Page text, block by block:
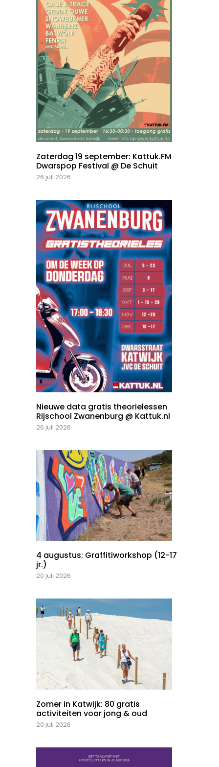
Zaterdag 19 september: Kattuk.FM
Dwarspop Festival @ De Schuit
26 juli 2026
Nieuwe data gratis theorielessen
Rijschool Zwanenburg @ Kattuk.nl
26 juli 2026
4 augustus: Graffitiworkshop (12-17
jr.)
20 juli 2026
Zomer in Katwijk: 80 gratis
activiteiten voor jong & oud
20 juli 2026